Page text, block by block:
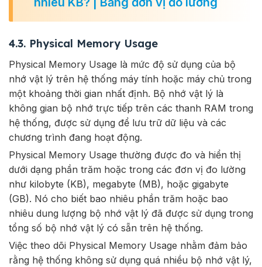
4.3. Physical Memory Usage
Physical Memory Usage là mức độ sử dụng của bộ
nhớ vật lý trên hệ thống máy tính hoặc máy chủ trong
một khoảng thời gian nhất định. Bộ nhớ vật lý là
không gian bộ nhớ trực tiếp trên các thanh RAM trong
hệ thống, được sử dụng để lưu trữ dữ liệu và các
chương trình đang hoạt động.
Physical Memory Usage thường được đo và hiển thị
dưới dạng phần trăm hoặc trong các đơn vị đo lường
như kilobyte (KB), megabyte (MB), hoặc gigabyte
(GB). Nó cho biết bao nhiêu phần trăm hoặc bao
nhiêu dung lượng bộ nhớ vật lý đã được sử dụng trong
tổng số bộ nhớ vật lý có sẵn trên hệ thống.
Việc theo dõi Physical Memory Usage nhằm đảm bảo
rằng hệ thống không sử dụng quá nhiều bộ nhớ vật lý,